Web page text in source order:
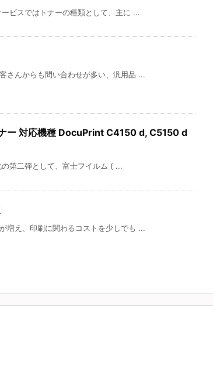
ビスではトナーの種類として、主に ...
さんからも問い合わせが多い、汎用品 ...
ー 対応機種 DocuPrint C4150 d, C5150 d
第二弾として、富士フイルム ( ...
増え、印刷に関わるコストを少しでも ...